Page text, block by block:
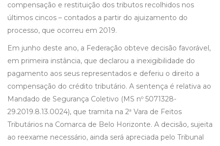
compensação e restituição dos tributos recolhidos nos
últimos cincos – contados a partir do ajuizamento do
processo, que ocorreu em 2019.
Em junho deste ano, a Federação obteve decisão favorável,
em primeira instância, que declarou a inexigibilidade do
pagamento aos seus representados e deferiu o direito a
compensação do crédito tributário. A sentença é relativa ao
Mandado de Segurança Coletivo (MS nº 5071328-
29.2019.8.13.0024), que tramita na 2ª Vara de Feitos
Tributários na Comarca de Belo Horizonte. A decisão, sujeita
ao reexame necessário, ainda será apreciada pelo Tribunal